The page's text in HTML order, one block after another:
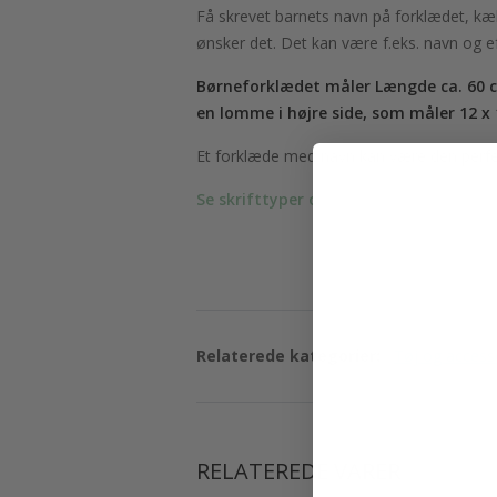
Få skrevet barnets navn på forklædet,
ønsker det. Det kan være f.eks. navn og
Børneforklædet måler Længde ca. 60
en lomme i højre side, som måler 12 x
Et forklæde med navn kan være den
Se skrifttyper og farver her.
Relaterede kategorier:
RELATEREDE VARER